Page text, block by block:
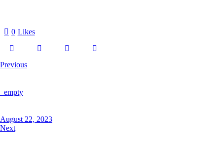
0 Likes
Previous
_empty
August 22, 2023
Next